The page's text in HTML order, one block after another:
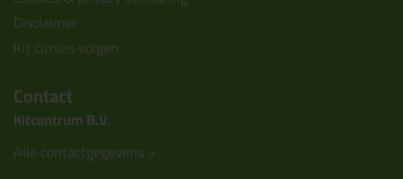
Disclaimer
Kit cursus volgen
Contact
Kitcentrum B.V.
Alle contactgegevens >